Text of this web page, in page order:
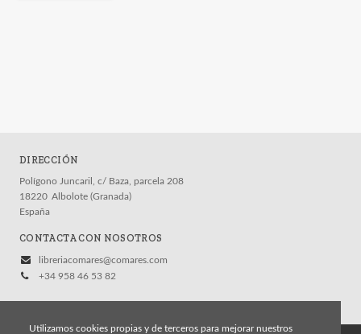
DIRECCIÓN
Polígono Juncaril, c/ Baza, parcela 208
18220 Albolote (Granada)
España
CONTACTA CON NOSOTROS
libreriacomares@comares.com
+34 958 46 53 82
Utilizamos cookies propias y de terceros para mejorar nuestros